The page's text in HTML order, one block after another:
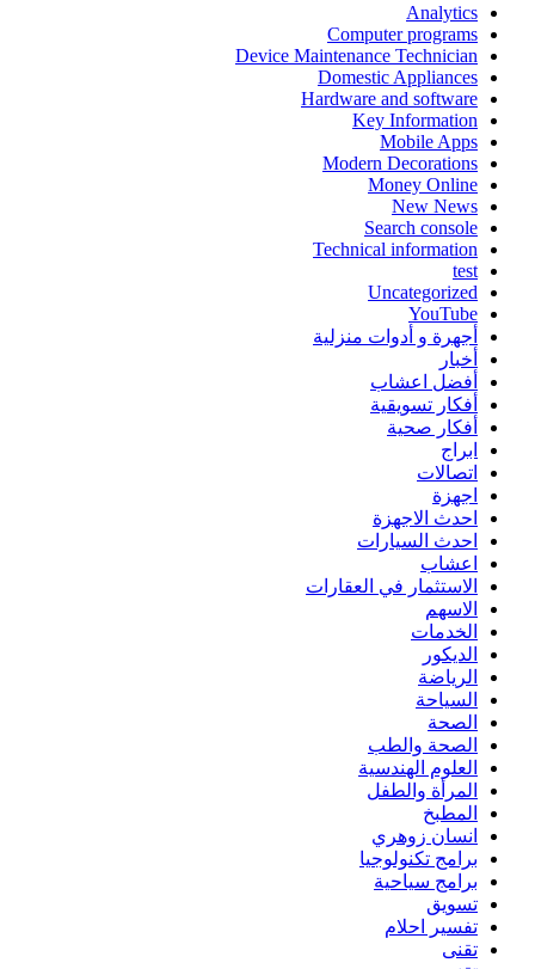
Analytics
Computer programs
Device Maintenance Technician
Domestic Appliances
Hardware and software
Key Information
Mobile Apps
Modern Decorations
Money Online
New News
Search console
Technical information
test
Uncategorized
YouTube
أجهرة و أدوات منزلية
أخبار
أفضل اعشاب
أفكار تسويقية
أفكار صحية
ابراج
اتصالات
اجهزة
احدث الاجهزة
احدث السيارات
اعشاب
الاستثمار في العقارات
الاسهم
الخدمات
الديكور
الرياضة
السياحة
الصحة
الصحة والطب
العلوم الهندسية
المرأة والطفل
المطبخ
انسان زوهري
برامج تكنولوجيا
برامج سياحية
تسويق
تفسير احلام
تقنى